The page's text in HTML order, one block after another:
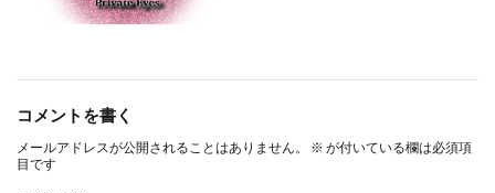
コメントを書く
メールアドレスが公開されることはありません。 ※ が付いている欄は必須項
目です